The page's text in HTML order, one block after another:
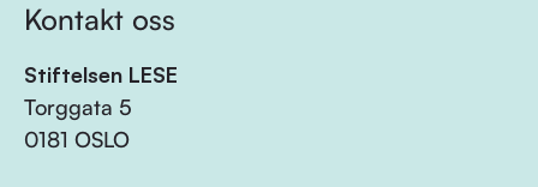
Kontakt oss
Stiftelsen LESE
Torggata 5
0181 OSLO